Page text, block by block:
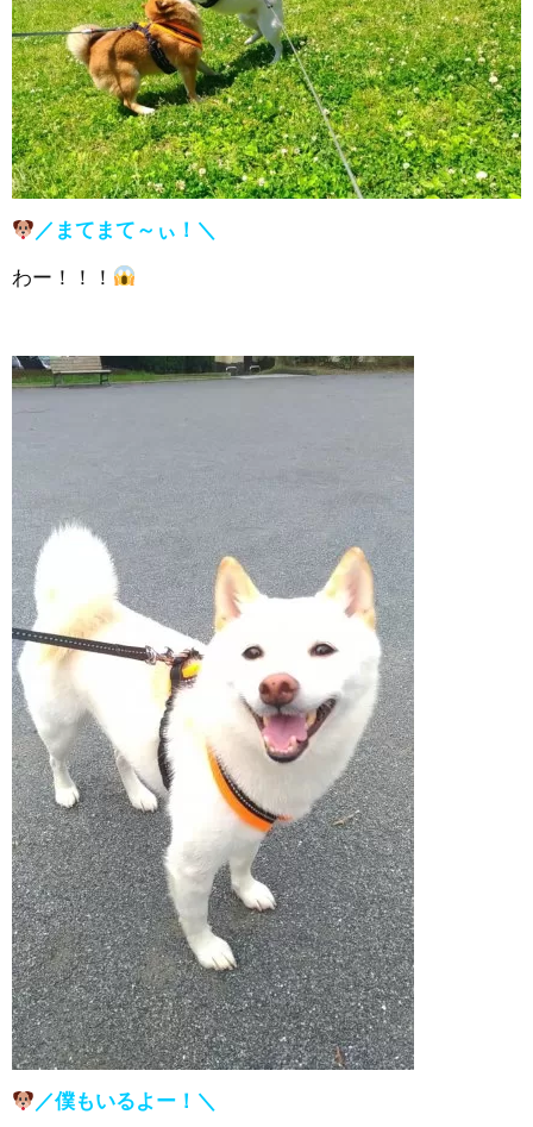
／まてまて～ぃ！＼
わー！！！
／僕もいるよー！＼